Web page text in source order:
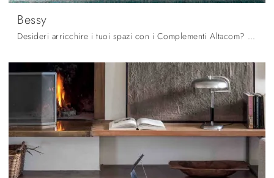
Bessy
Desideri arricchire i tuoi spazi con i Complementi Altacom? Eccoti vari modelli di tavolini in ceramica come Bessy.